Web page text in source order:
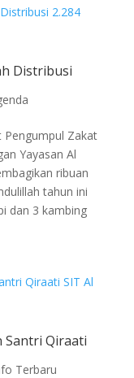
Distribusi
Pengumpul Zakat
Yayasan Al
ribuan
tahun ini
dan 3 kambing
Santri Qiraati
Terbaru